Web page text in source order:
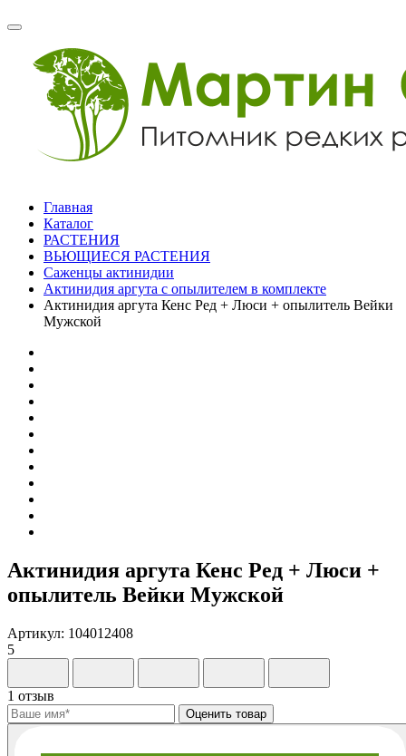
Главная
Каталог
РАСТЕНИЯ
ВЬЮЩИЕСЯ РАСТЕНИЯ
Саженцы актинидии
Актинидия аргута с опылителем в комплекте
Актинидия аргута Кенс Ред + Люси + опылитель Вейки
Мужской
Актинидия аргута Кенс Ред + Люси +
опылитель Вейки Мужской
Артикул: 104012408
5
1 отзыв